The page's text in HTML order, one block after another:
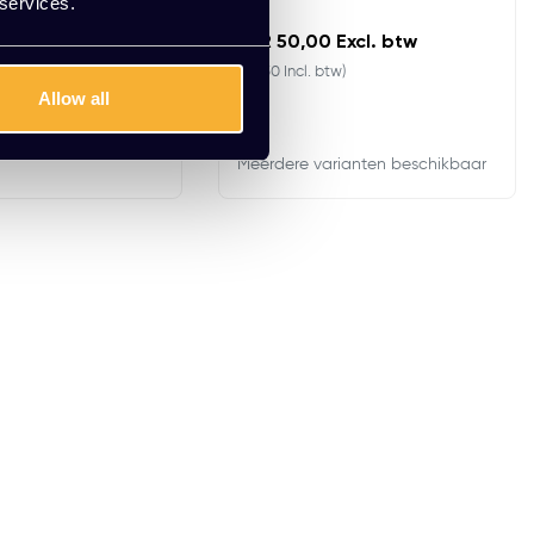
Allow all
btw EUR 50,00 Excl. btw
(60,50 Incl. btw)
Meerdere varianten beschikbaar